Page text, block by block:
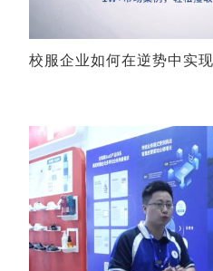
校服企业如何在逆势中实